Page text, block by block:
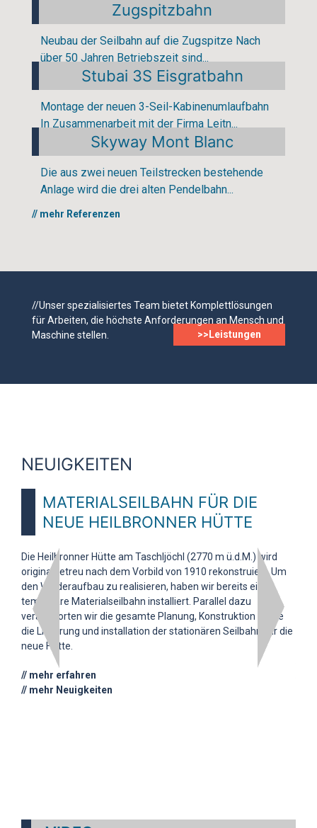
Zugspitzbahn
Neubau der Seilbahn auf die Zugspitze Nach
über 50 Jahren Betriebszeit sind...
Stubai 3S Eisgratbahn
Montage der neuen 3-Seil-Kabinenumlaufbahn
In Zusammenarbeit mit der Firma Leitn...
Skyway Mont Blanc
Die aus zwei neuen Teilstrecken bestehende
Anlage wird die drei alten Pendelbahn...
// mehr Referenzen
//Unser spezialisiertes Team bietet Komplettlösungen
für Arbeiten, die höchste Anforderungen an Mensch und
Maschine stellen.
>>Leistungen
NEUIGKEITEN
MATERIALSEILBAHN FÜR DIE
NEUE HEILBRONNER HÜTTE
Die Heilbronner Hütte am Taschljöchl (2770 m ü.d.M.) wird
originalgetreu nach dem Vorbild von 1910 rekonstruiert. Um
den Wiederaufbau zu realisieren, haben wir bereits eine
temporäre Materialseilbahn installiert. Parallel dazu
verantworten wir die gesamte Planung, Konstruktion sowie
die Lieferung und installation der stationären Seilbahn für die
neue Hütte.
// mehr erfahren
// mehr Neuigkeiten